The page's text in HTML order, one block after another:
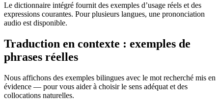
Le dictionnaire intégré fournit des exemples d’usage réels et des
expressions courantes. Pour plusieurs langues, une prononciation
audio est disponible.
Traduction en contexte : exemples de
phrases réelles
Nous affichons des exemples bilingues avec le mot recherché mis en
évidence — pour vous aider à choisir le sens adéquat et des
collocations naturelles.